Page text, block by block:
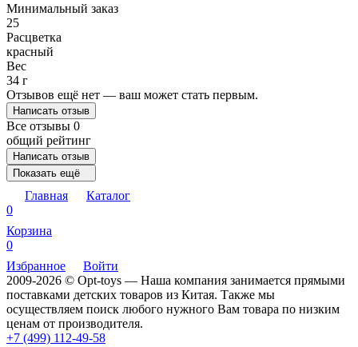
Минимальный заказ
25
Расцветка
красный
Вес
34 г
Отзывов ещё нет — ваш может стать первым.
Написать отзыв
Все отзывы 0
общий рейтинг
Написать отзыв
Показать ещё
Главная
Каталог
0
Корзина
0
Избранное
Войти
2009-2026 © Opt-toys — Наша компания занимается прямыми
поставками детских товаров из Китая. Также мы
осуществляем поиск любого нужного Вам товара по низким
ценам от производителя.
+7 (499) 112-49-58